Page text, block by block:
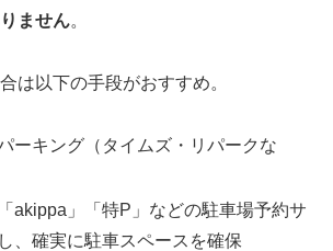
ません。
は以下の手段がおすすめ。
ーキング（タイムズ・リパークな
akippa」「特P」などの駐車場予約サ
、確実に駐車スペースを確保